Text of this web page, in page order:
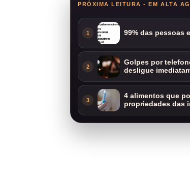
PRÓXIMA LEITURA - EM ALTA
1 99% das pessoas
2
Golpes por
desligue
3
4 alimentos que
propriedades das